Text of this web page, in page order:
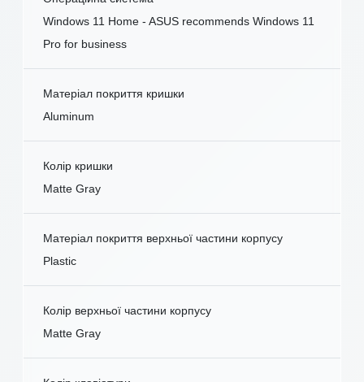
Windows 11 Home - ASUS recommends Windows 11
Pro for business
Матеріал покриття кришки
Aluminum
Колір кришки
Matte Gray
Матеріал покриття верхньої частини корпусу
Plastic
Колір верхньої частини корпусу
Matte Gray